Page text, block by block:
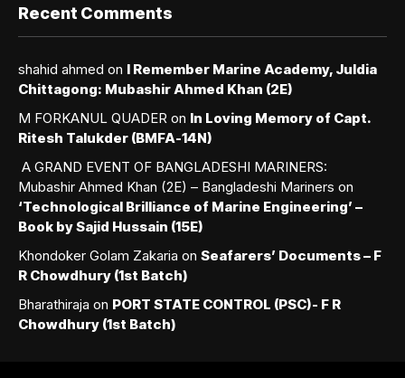
Recent Comments
shahid ahmed on I Remember Marine Academy, Juldia
Chittagong: Mubashir Ahmed Khan (2E)
M FORKANUL QUADER on In Loving Memory of Capt.
Ritesh Talukder (BMFA-14N)
A GRAND EVENT OF BANGLADESHI MARINERS:
Mubashir Ahmed Khan (2E) – Bangladeshi Mariners on
‘Technological Brilliance of Marine Engineering’ –
Book by Sajid Hussain (15E)
Khondoker Golam Zakaria on Seafarers’ Documents – F
R Chowdhury (1st Batch)
Bharathiraja on PORT STATE CONTROL (PSC)- F R
Chowdhury (1st Batch)